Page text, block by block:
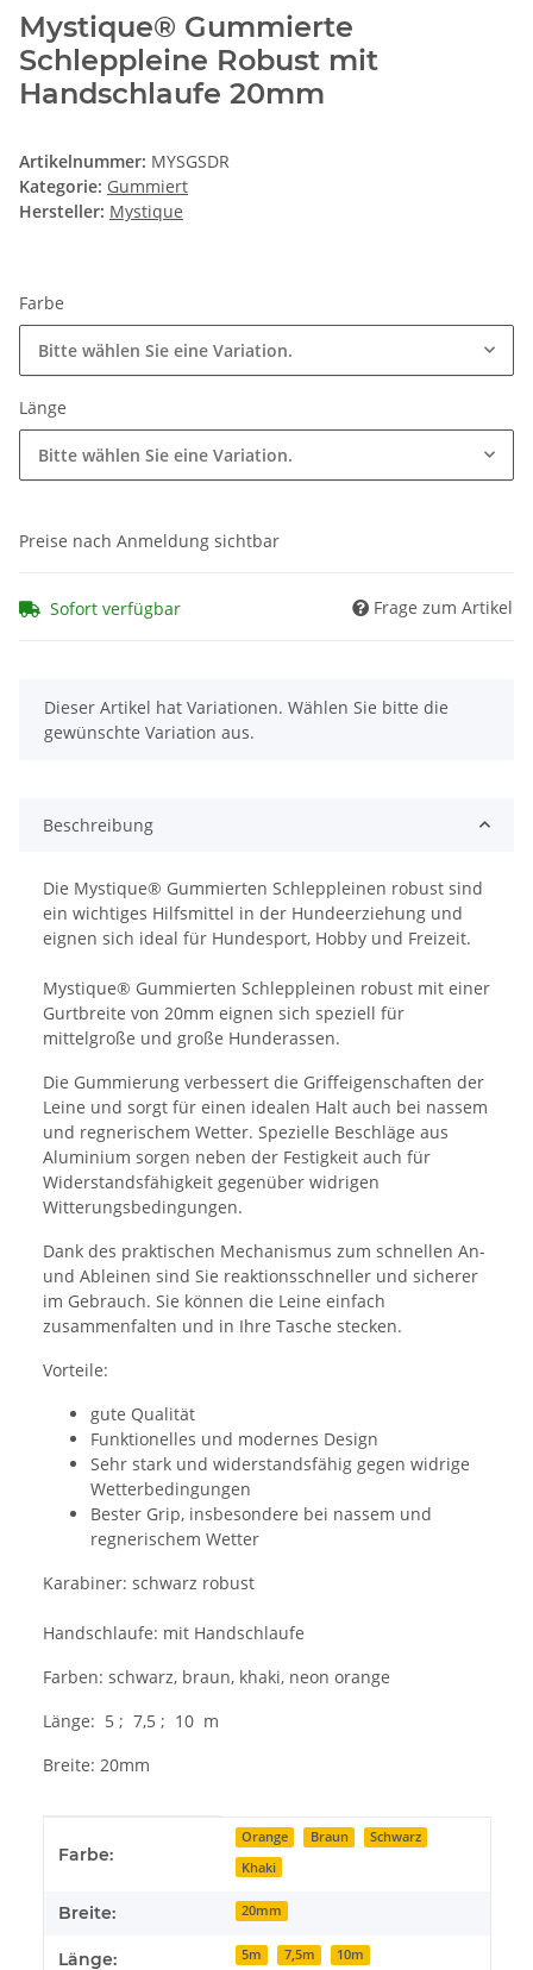
Mystique® Gummierte
Schleppleine Robust mit
Handschlaufe 20mm
Artikelnummer: MYSGSDR
Kategorie: Gummiert
Hersteller: Mystique
Farbe
Bitte wählen Sie eine Variation.
Länge
Bitte wählen Sie eine Variation.
Preise nach Anmeldung sichtbar
Sofort verfügbar Frage zum Artikel
x
Dieser Artikel hat Variationen. Wählen Sie bitte die
gewünschte Variation aus.
Beschreibung
Die Mystique® Gummierten Schleppleinen robust sind
ein wichtiges Hilfsmittel in der Hundeerziehung und
eignen sich ideal für Hundesport, Hobby und Freizeit.
Mystique® Gummierten Schleppleinen robust mit einer
Gurtbreite von 20mm eignen sich speziell für
mittelgroße und große Hunderassen.
Die Gummierung verbessert die Griffeigenschaften der
Leine und sorgt für einen idealen Halt auch bei nassem
und regnerischem Wetter. Spezielle Beschläge aus
Aluminium sorgen neben der Festigkeit auch für
Widerstandsfähigkeit gegenüber widrigen
Witterungsbedingungen.
Dank des praktischen Mechanismus zum schnellen An-
und Ableinen sind Sie reaktionsschneller und sicherer
im Gebrauch. Sie können die Leine einfach
zusammenfalten und in Ihre Tasche stecken.
Vorteile:
gute Qualität
Funktionelles und modernes Design
Sehr stark und widerstandsfähig gegen widrige
Wetterbedingungen
Bester Grip, insbesondere bei nassem und
regnerischem Wetter
Karabiner: schwarz robust
Handschlaufe: mit Handschlaufe
Farben: schwarz, braun, khaki, neon orange
Länge: 5 ; 7,5 ; 10 m
Breite: 20mm
Farbe:
Orange Braun
Schwarz
Khaki
Breite: 20mm
Länge: 5m 7,5m 10m